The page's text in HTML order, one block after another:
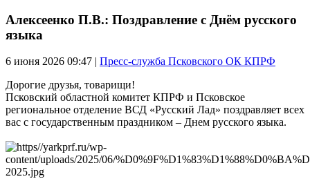
Алексеенко П.В.: Поздравление с Днём русского
языка
6 июня 2026 09:47 | Пресс-служба Псковского ОК КПРФ
Дорогие друзья, товарищи!
Псковский областной комитет КПРФ и Псковское
региональное отделение ВСД «Русский Лад» поздравляет всех
вас с государственным праздником – Днем русского языка.